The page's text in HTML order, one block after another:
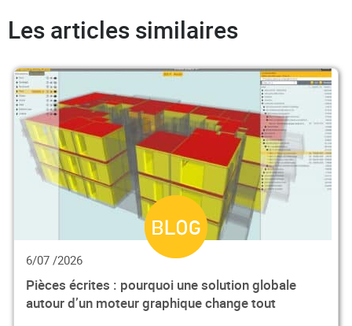
Les articles similaires
6/07 /2026
Pièces écrites : pourquoi une solution globale
autour d’un moteur graphique change tout